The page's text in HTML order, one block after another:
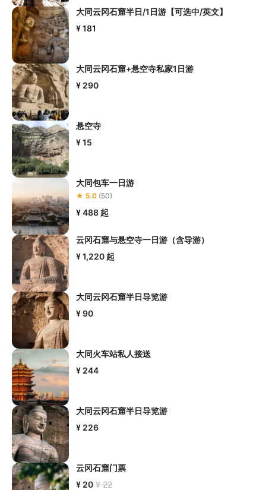
承担；
5.请您在参与项目期间全程穿戴好安全护具，避免发生意外事件；
6.若您在项目进行过程中感到任何不适，请及时与工作人员进行沟
通，工作人员将会及时为您提供必要支持。
大同云冈石窟半日/1日游【可选中/英文】
¥ 181
大同云冈石窟+悬空寺私家1日游
¥ 290
悬空寺
¥ 15
大同包车一日游
★ 5.0 (50)
¥ 488 起
云冈石窟与悬空寺一日游（含导游）
¥ 1,220 起
大同云冈石窟半日导览游
¥ 90
大同火车站私人接送
¥ 244
大同云冈石窟半日导览游
¥ 226
云冈石窟门票
¥ 20 ¥ 22